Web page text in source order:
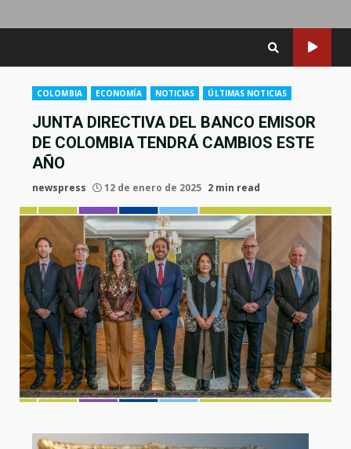
COLOMBIA ECONOMÍA NOTICIAS ÚLTIMAS NOTICIAS
JUNTA DIRECTIVA DEL BANCO EMISOR
DE COLOMBIA TENDRÁ CAMBIOS ESTE
AÑO
newspress 12 de enero de 2025 2 min read